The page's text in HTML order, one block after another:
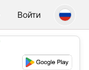
Войти